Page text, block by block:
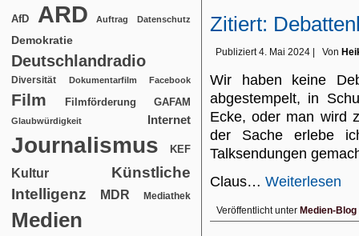
AfD ARD Auftrag Datenschutz
Demokratie
Deutschlandradio
Diversität Dokumentarfilm Facebook
Film Filmförderung GAFAM
Glaubwürdigkeit Internet
Journalismus KEF
Kultur
Künstliche
Intelligenz
MDR Mediathek
Medien
Zitiert:
Publiziert 4. Mai 2024 Von
Wir haben keine
abgestempelt, in
Ecke, oder man wird
der Sache erlebe
Talksendungen
Claus… Weiterlesen
Veröffentlicht unter Medien-Blog